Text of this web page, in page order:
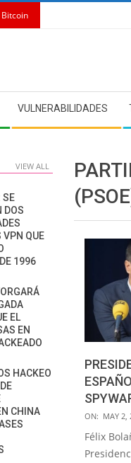
VULNERABILIDADES
2022-
05-
02
ON: MAY 2,
Félix
VIEW ALL
SE
DOS
VPN QUE
1996
EL
EN
HACKEO
CHINA